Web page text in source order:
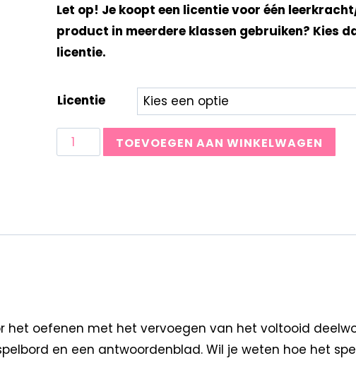
Let op! Je koopt een licentie voor één
product in meerdere klassen gebruiken? Kies
licentie.
Licentie
TOEVOEGEN AAN WINKELWAGEN
het oefenen met het vervoegen van het voltooid
en een antwoordenblad. Wil je weten hoe het